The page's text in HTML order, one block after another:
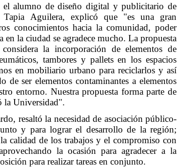
el alumno de diseño digital y publicitario de
Tapia Aguilera, explicó que "es una gran
conocimientos hacia la comunidad, poder
en la ciudad se agradece mucho. La propuesta
la incorporación de elementos de
tambores y pallets en los espacios
en mobiliario urbano para reciclarlos y así
de ser elementos contaminantes a elementos
entorno. Nuestra propuesta forma parte de
la Universidad".
resaltó la necesidad de asociación público-
y para lograr el desarrollo de la región;
calidad de los trabajos y el compromiso con
la ocasión para agradecer a la
para realizar tareas en conjunto.